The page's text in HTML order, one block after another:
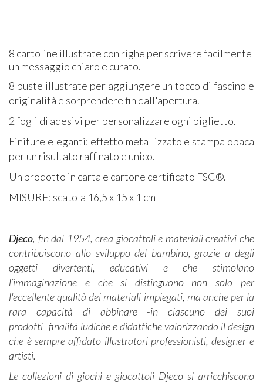
8 cartoline illustrate con righe per scrivere facilmente
un messaggio chiaro e curato.
8 buste illustrate per aggiungere un tocco di fascino e
originalità e sorprendere fin dall'apertura.
2 fogli di adesivi per personalizzare ogni biglietto.
Finiture eleganti: effetto metallizzato e stampa opaca
per un risultato raffinato e unico.
Un prodotto in carta e cartone certificato FSC®.
MISURE: scatola 16,5 x 15 x 1 cm
Djeco, fin dal 1954, crea giocattoli e materiali creativi che
contribuiscono allo sviluppo del bambino, grazie a degli
oggetti divertenti, educativi e che stimolano
l’immaginazione e che si distinguono non solo per
l'eccellente qualità dei materiali impiegati, ma anche per la
rara capacità di abbinare -in ciascuno dei suoi
prodotti- finalità ludiche e didattiche valorizzando il design
che è sempre affidato illustratori professionisti, designer e
artisti.
Le collezioni di giochi e giocattoli Djeco si arricchiscono